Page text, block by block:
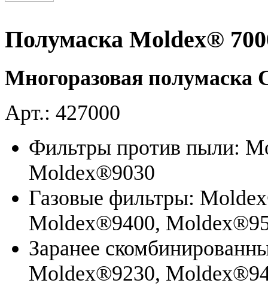
Полумаска Moldex®
Многоразовая полумаска
Арт.: 427000
Фильтры против пыли:
Moldex®9030
Газовые фильтры:
Moldex®9400,
Заранее
Moldex®9230,